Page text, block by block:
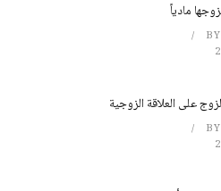
مادياً
BY
على العلاقة الزوجية
BY